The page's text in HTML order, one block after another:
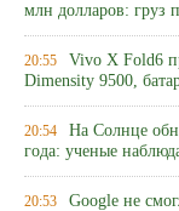
млн долларов: груз
20:55 Vivo X Fold6
Dimensity 9500,
20:54 На Солнце
года: ученые
20:53 Google не